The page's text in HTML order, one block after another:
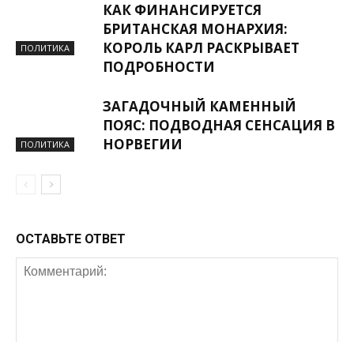
ПОЛИТИКА
КАК ФИНАНСИРУЕТСЯ
БРИТАНСКАЯ МОНАРХИЯ:
КОРОЛЬ КАРЛ РАСКРЫВАЕТ
ПОДРОБНОСТИ
ПОЛИТИКА
ЗАГАДОЧНЫЙ КАМЕННЫЙ
ПОЯС: ПОДВОДНАЯ СЕНСАЦИЯ В
НОРВЕГИИ
ОСТАВЬТЕ ОТВЕТ